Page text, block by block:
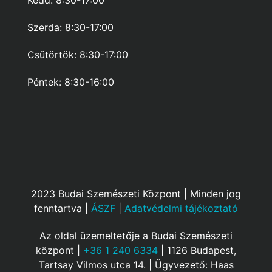
Szerda: 8:30-17:00
Csütörtök: 8:30-17:00
Péntek: 8:30-16:00
2023 Budai Szemészeti Központ | Minden jog
fenntartva | ÁSZF Adatvédelmi tájékoztató
Az oldal üzemeltetője a Budai Szemészeti
központ | +36 1 240 6334 | 1126 Budapest,
Tartsay Vilmos utca 14. | Ügyvezető: Haas